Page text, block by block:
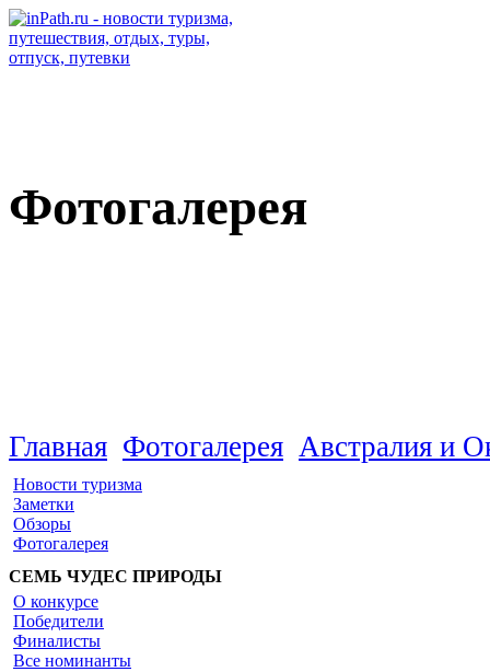
Фотогалерея
Главная Фотогалерея Австралия и
Новости туризма
Заметки
Обзоры
Фотогалерея
СЕМЬ ЧУДЕС ПРИРОДЫ
О конкурсе
Победители
Финалисты
Все номинанты